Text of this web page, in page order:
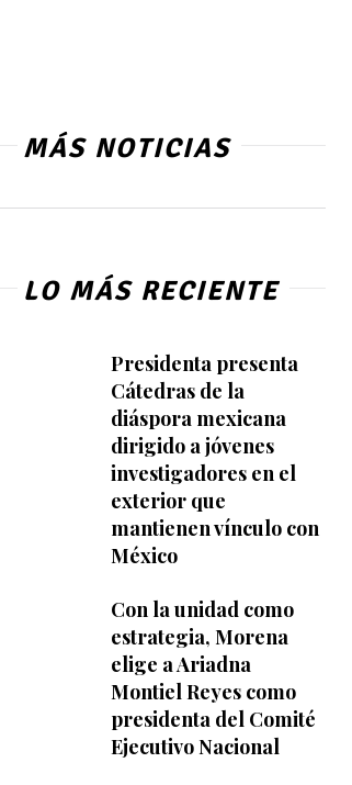
MÁS NOTICIAS
LO MÁS RECIENTE
Presidenta presenta
Cátedras de la
diáspora mexicana
dirigido a jóvenes
investigadores en el
exterior que
mantienen vínculo con
México
Con la unidad como
estrategia, Morena
elige a Ariadna
Montiel Reyes como
presidenta del Comité
Ejecutivo Nacional